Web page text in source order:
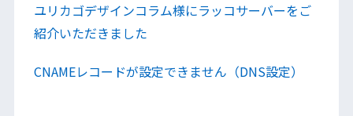
ユリカゴデザインコラム様にラッコサーバーをご
紹介いただきました
CNAMEレコードが設定できません（DNS設定）